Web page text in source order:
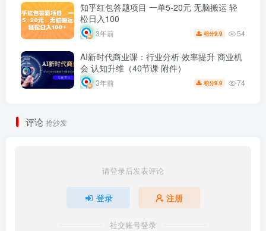
知乎红包答题项目 一单5-20元 无脑搬运 轻
松日入100
3年前 积分9.9 54
AI新时代商业课：行业分析 效率提升 商业机
会 认知升维（40节课 附件）
3年前 积分9.9 74
评论 抢沙发
请登录后发表评论
登录 注册
社交账号登录